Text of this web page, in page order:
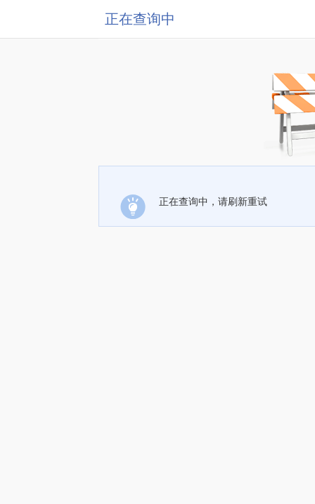
正在查询中
正在查询中，请刷新重试